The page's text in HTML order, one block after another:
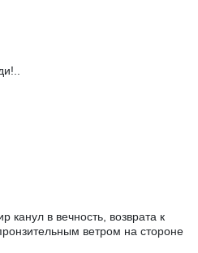
канул в вечность, возврата к
ветром на стороне